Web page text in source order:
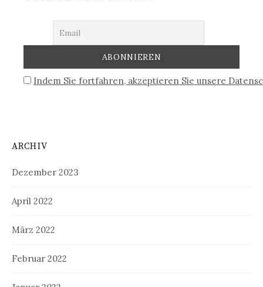
Indem Sie fortfahren, akzeptieren Sie unsere
ARCHIV
Dezember 2023
April 2022
März 2022
Februar 2022